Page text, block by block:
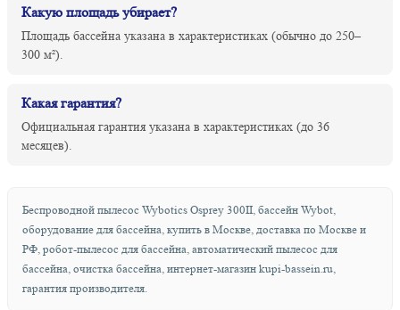
Какую площадь убирает?
Площадь бассейна указана в характеристиках (обычно до 250–
300 м²).
Какая гарантия?
Официальная гарантия указана в характеристиках (до 36
месяцев).
Беспроводной пылесос Wybotics Osprey 300II, бассейн Wybot,
оборудование для бассейна, купить в Москве, доставка по Москве и
РФ, робот-пылесос для бассейна, автоматический пылесос для
бассейна, очистка бассейна, интернет-магазин kupi-bassein.ru,
гарантия производителя.